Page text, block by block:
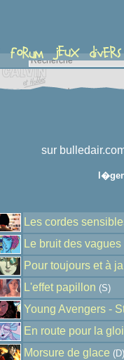
sur
Les cordes
Le bruit des vagues
Pour toujours et à
L'effet papillon (S)
Young Avengers -
En route pour la
Morsure de glace (D)